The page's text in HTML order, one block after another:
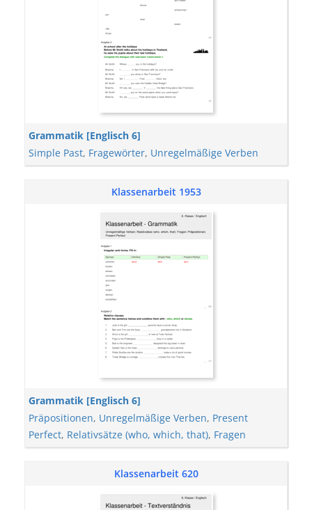
Grammatik [Englisch 6]
Simple Past, Fragewörter, Unregelmäßige Verben
Klassenarbeit 1953
Grammatik [Englisch 6]
Präpositionen, Unregelmäßige Verben, Present
Perfect, Relativsätze (who, which, that), Fragen
Klassenarbeit 620